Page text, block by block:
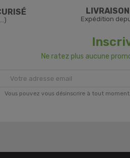
Expédition
Ne ratez plus aucune
Vous pouvez vous désinscrire à tout